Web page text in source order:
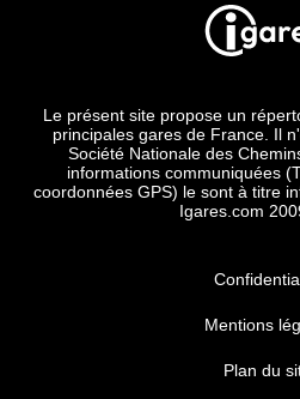
Le présent site propose un
principales gares de France. Il
Société Nationale des
informations communiquées
coordonnées GPS) le sont à titre
Igares.com
Mentions
Plan du